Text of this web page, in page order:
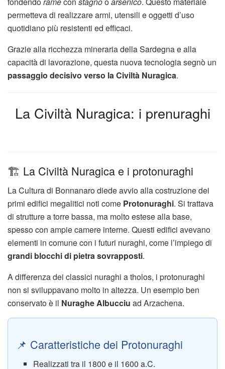
permetteva di realizzare armi, utensili e oggetti d’uso
quotidiano più resistenti ed efficaci.
Grazie alla ricchezza mineraria della Sardegna e alla
capacità di lavorazione, questa nuova tecnologia segnò un
passaggio decisivo verso la Civiltà Nuragica.
La Civiltà Nuragica: i prenuraghi
🏗️ La Civiltà Nuragica e i protonuraghi
La Cultura di Bonnanaro diede avvio alla costruzione dei
primi edifici megalitici noti come Protonuraghi. Si trattava
di strutture a torre bassa, ma molto estese alla base,
spesso con ampie camere interne. Questi edifici avevano
elementi in comune con i futuri nuraghi, come l’impiego di
grandi blocchi di pietra sovrapposti.
A differenza dei classici nuraghi a tholos, i protonuraghi
non si sviluppavano molto in altezza. Un esempio ben
conservato è il Nuraghe Albucciu ad Arzachena.
📌 Caratteristiche dei Protonuraghi
Realizzati tra il 1800 e il 1600 a.C.